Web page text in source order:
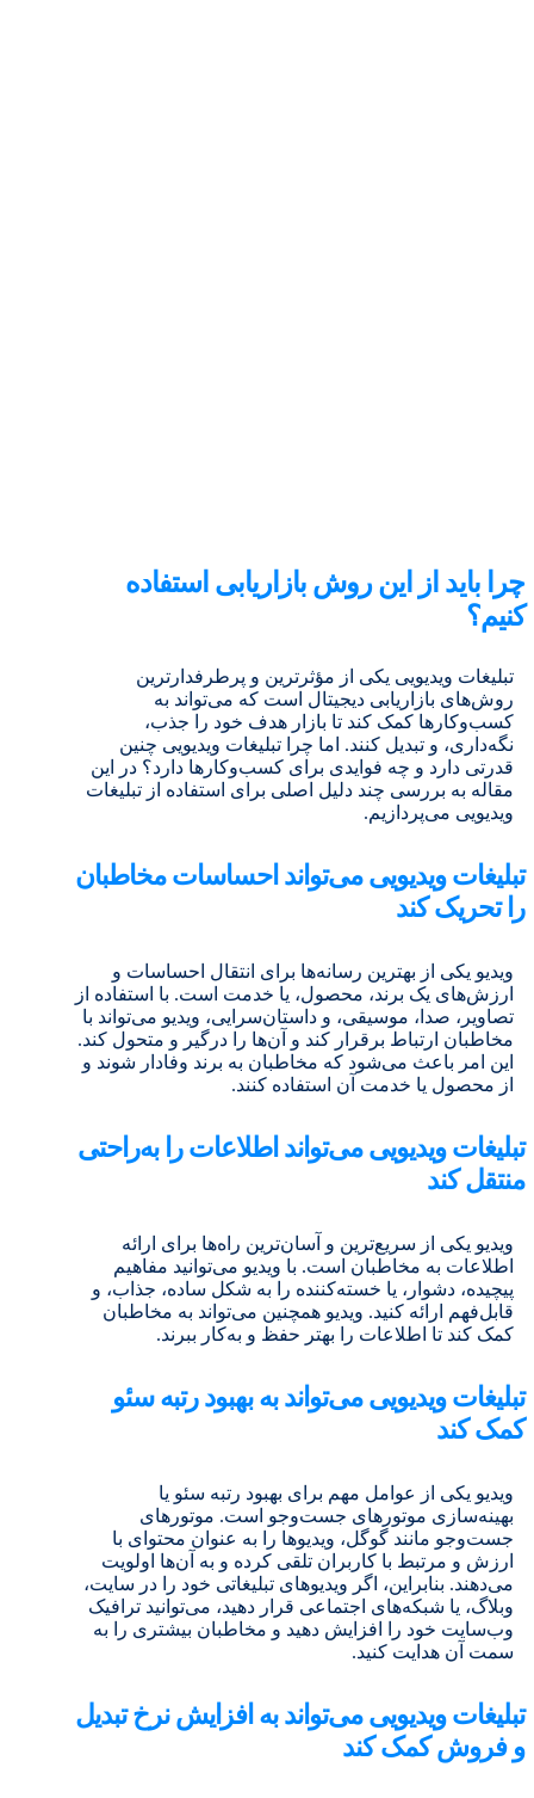
چرا باید از این روش بازاریابی استفاده
کنیم؟
تبلیغات ویدیویی یکی از مؤثرترین و پرطرفدارترین
روش‌های بازاریابی دیجیتال است که می‌تواند به
کسب‌وکارها کمک کند تا بازار هدف خود را جذب،
نگه‌داری، و تبدیل کنند. اما چرا تبلیغات ویدیویی چنین
قدرتی دارد و چه فوایدی برای کسب‌وکارها دارد؟ در این
مقاله به بررسی چند دلیل اصلی برای استفاده از تبلیغات
ویدیویی می‌پردازیم.
تبلیغات ویدیویی می‌تواند احساسات مخاطبان
را تحریک کند
ویدیو یکی از بهترین رسانه‌ها برای انتقال احساسات و
ارزش‌های یک برند، محصول، یا خدمت است. با استفاده از
تصاویر، صدا، موسیقی، و داستان‌سرایی، ویدیو می‌تواند با
مخاطبان ارتباط برقرار کند و آن‌ها را درگیر و متحول کند.
این امر باعث می‌شود که مخاطبان به برند وفادار شوند و
از محصول یا خدمت آن استفاده کنند.
تبلیغات ویدیویی می‌تواند اطلاعات را به‌راحتی
منتقل کند
ویدیو یکی از سریع‌ترین و آسان‌ترین راه‌ها برای ارائه
اطلاعات به مخاطبان است. با ویدیو می‌توانید مفاهیم
پیچیده، دشوار، یا خسته‌کننده را به شکل ساده، جذاب، و
قابل‌فهم ارائه کنید. ویدیو همچنین می‌تواند به مخاطبان
کمک کند تا اطلاعات را بهتر حفظ و به‌کار ببرند.
تبلیغات ویدیویی می‌تواند به بهبود رتبه سئو
کمک کند
ویدیو یکی از عوامل مهم برای بهبود رتبه سئو یا
بهینه‌سازی موتورهای جست‌وجو است. موتورهای
جست‌وجو مانند گوگل، ویدیوها را به عنوان محتوای با
ارزش و مرتبط با کاربران تلقی کرده و به آن‌ها اولویت
می‌دهند. بنابراین، اگر ویدیوهای تبلیغاتی خود را در سایت،
وبلاگ، یا شبکه‌های اجتماعی قرار دهید، می‌توانید ترافیک
وب‌سایت خود را افزایش دهید و مخاطبان بیشتری را به
سمت آن هدایت کنید.
تبلیغات ویدیویی می‌تواند به افزایش نرخ تبدیل
و فروش کمک کند